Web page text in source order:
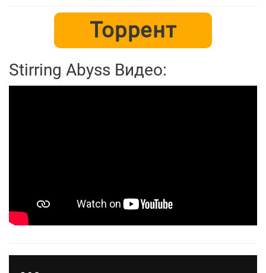
Торрент
Stirring Abyss Видео: